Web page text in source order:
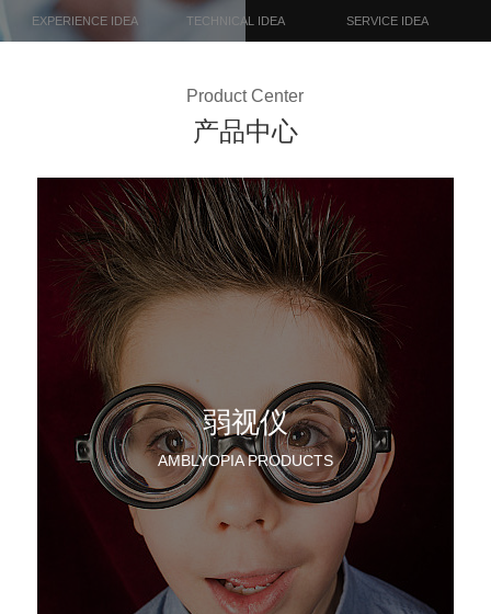
EXPERIENCE IDEA TECHNICAL IDEA SERVICE IDEA
Product Center
产品中心
弱视仪
AMBLYOPIA PRODUCTS